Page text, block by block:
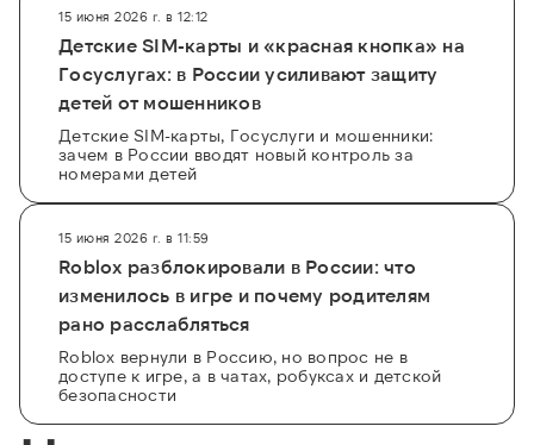
15 июня 2026 г. в 12:12
Детские SIM-карты и «красная кнопка» на
Госуслугах: в России усиливают защиту
детей от мошенников
Детские SIM-карты, Госуслуги и мошенники:
зачем в России вводят новый контроль за
номерами детей
15 июня 2026 г. в 11:59
Roblox разблокировали в России: что
изменилось в игре и почему родителям
рано расслабляться
Roblox вернули в Россию, но вопрос не в
доступе к игре, а в чатах, робуксах и детской
безопасности